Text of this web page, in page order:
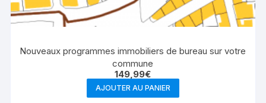
Nouveaux programmes immobiliers de bureau sur votre
commune
149,99€
AJOUTER AU PANIER